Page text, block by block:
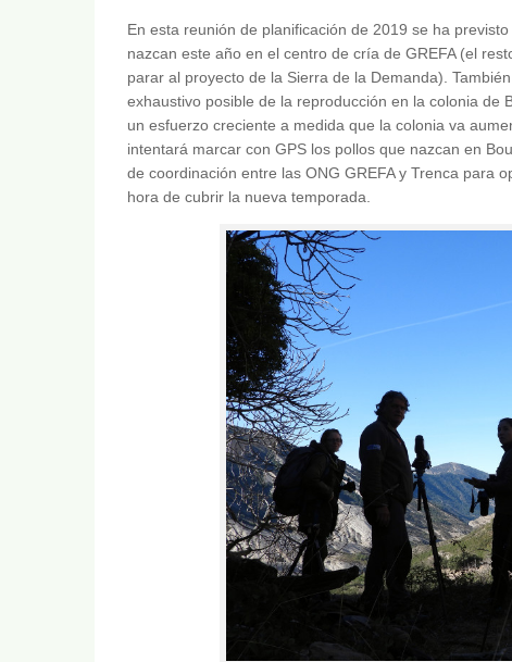
En esta reunión de planificación de 2019 se ha
nazcan este año en el centro de cría de GREFA (el
parar al proyecto de la Sierra de la Demanda).
exhaustivo posible de la reproducción en la colonia
un esfuerzo creciente a medida que la colonia va
intentará marcar con GPS los pollos que nazcan en
de coordinación entre las ONG GREFA y Trenca para
hora de cubrir la nueva temporada.